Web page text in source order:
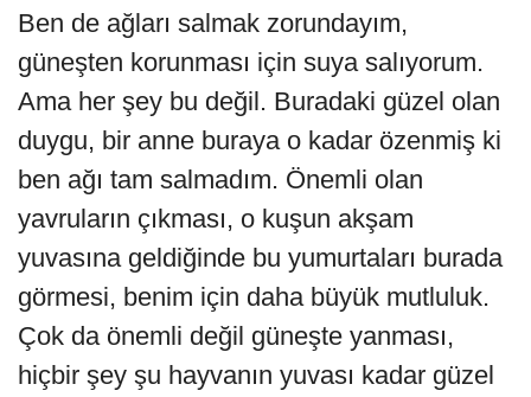
Ben de ağları salmak zorundayım,
güneşten korunması için suya salıyorum.
Ama her şey bu değil. Buradaki güzel olan
duygu, bir anne buraya o kadar özenmiş ki
ben ağı tam salmadım. Önemli olan
yavruların çıkması, o kuşun akşam
yuvasına geldiğinde bu yumurtaları burada
görmesi, benim için daha büyük mutluluk.
Çok da önemli değil güneşte yanması,
hiçbir şey şu hayvanın yuvası kadar güzel